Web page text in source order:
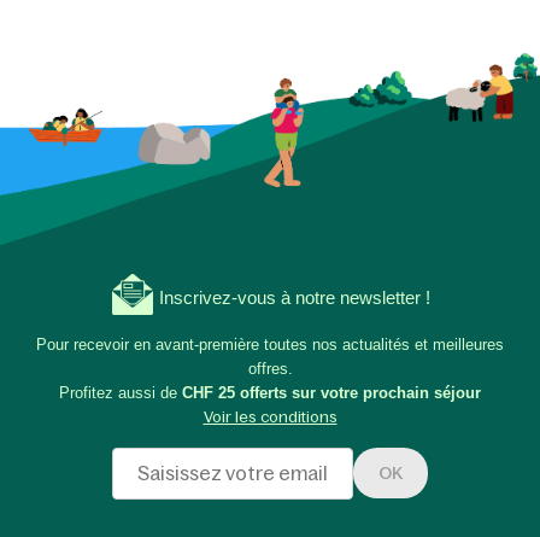
Inscrivez-vous à notre newsletter !
Pour recevoir en avant-première toutes nos actualités et meilleures
offres.
Profitez aussi de CHF 25 offerts sur votre prochain séjour
Voir les conditions
OK